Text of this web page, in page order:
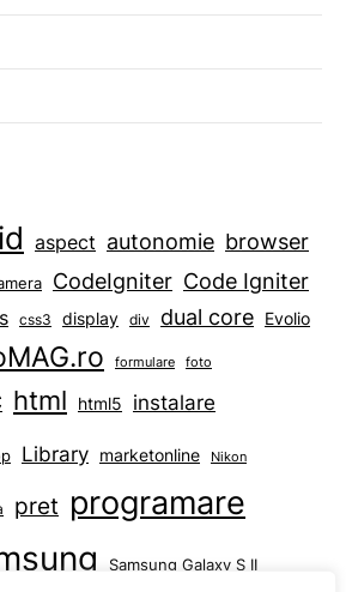
aspect autonomie browser
CodeIgniter Code Igniter
css3 display div dual core Evolio
formulare foto
html html5 instalare
Library marketonline Nikon
pret programare
Samsung Galaxy S II